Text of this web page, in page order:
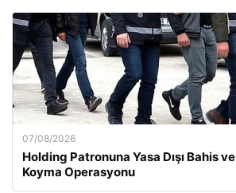
07/08/2026
Holding Patronuna Yasa Dışı Bahis
Koyma Operasyonu